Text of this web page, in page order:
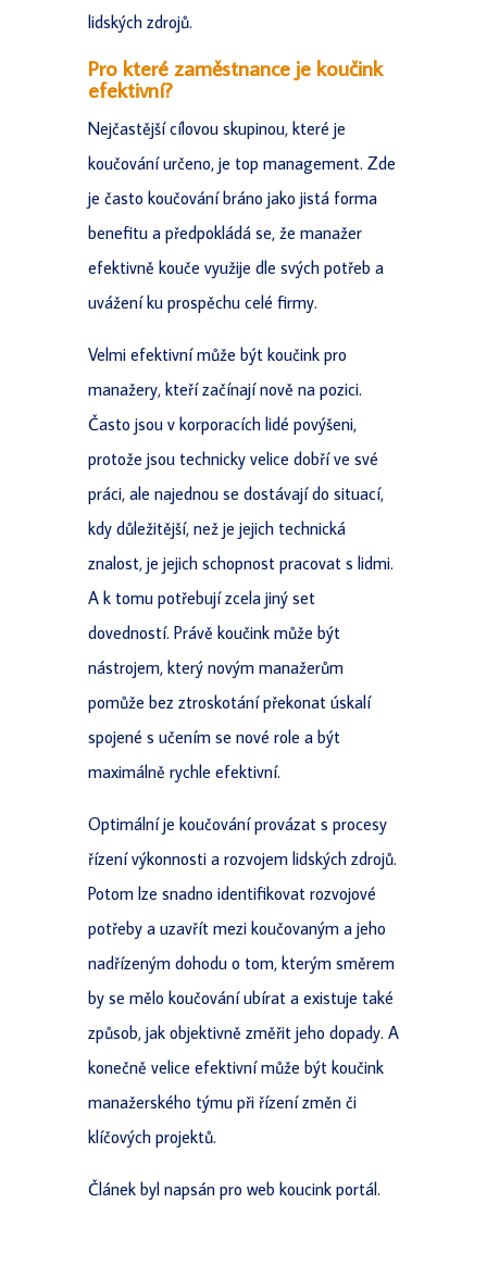
lidských zdrojů.
Pro které zaměstnance je koučink
efektivní?
Nejčastější cílovou skupinou, které je
koučování určeno, je top management. Zde
je často koučování bráno jako jistá forma
benefitu a předpokládá se, že manažer
efektivně kouče využije dle svých potřeb a
uvážení ku prospěchu celé firmy.
Velmi efektivní může být koučink pro
manažery, kteří začínají nově na pozici.
Často jsou v korporacích lidé povýšeni,
protože jsou technicky velice dobří ve své
práci, ale najednou se dostávají do situací,
kdy důležitější, než je jejich technická
znalost, je jejich schopnost pracovat s lidmi.
A k tomu potřebují zcela jiný set
dovedností. Právě koučink může být
nástrojem, který novým manažerům
pomůže bez ztroskotání překonat úskalí
spojené s učením se nové role a být
maximálně rychle efektivní.
Optimální je koučování provázat s procesy
řízení výkonnosti a rozvojem lidských zdrojů.
Potom lze snadno identifikovat rozvojové
potřeby a uzavřít mezi koučovaným a jeho
nadřízeným dohodu o tom, kterým směrem
by se mělo koučování ubírat a existuje také
způsob, jak objektivně změřit jeho dopady. A
konečně velice efektivní může být koučink
manažerského týmu při řízení změn či
klíčových projektů.
Článek byl napsán pro web koucink portál.